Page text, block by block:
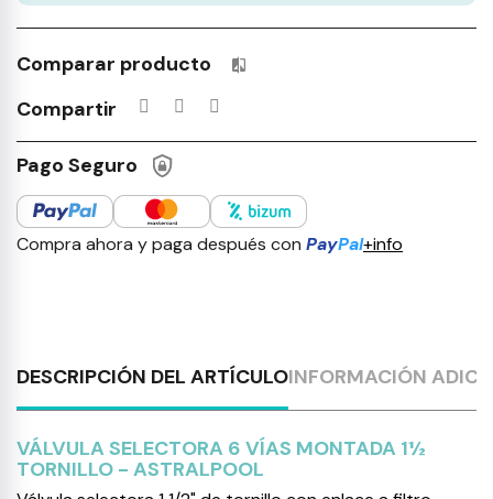
Comparar producto Productos incluidos en tu lista
Compartir
Pago Seguro
Compra ahora y paga después con PayPal+info
DESCRIPCIÓN DEL ARTÍCULOINFORMACIÓN
VÁLVULA SELECTORA 6 VÍAS MONTADA 1½
TORNILLO - ASTRALPOOL